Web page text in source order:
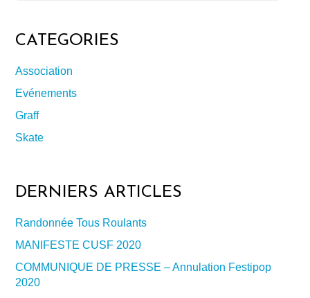
CATEGORIES
Association
Evénements
Graff
Skate
DERNIERS ARTICLES
Randonnée Tous Roulants
MANIFESTE CUSF 2020
COMMUNIQUE DE PRESSE – Annulation Festipop
2020